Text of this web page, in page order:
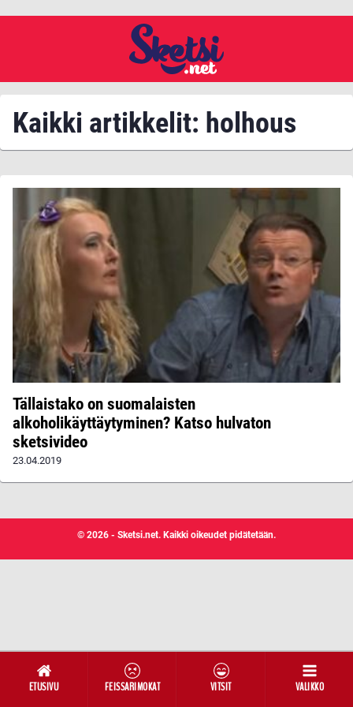
ETUSIVU FEISSARIMOKAT VITSIT VALIKKO
Kaikki artikkelit: holhous
Tällaistako on suomalaisten
alkoholikäyttäytyminen? Katso hulvaton
sketsivideo
23.04.2019
© 2026 - Sketsi.net. Kaikki oikeudet pidätetään.